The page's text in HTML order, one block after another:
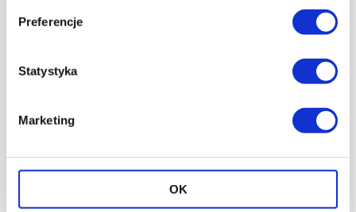
Preferencje
Statystyka
Marketing
OK
pierwotnie miał zakończyć się w grudniu 2024 roku,
został oficjalnie przedłużony do końca kwietnia 2025
dodatkowych badań i […]
KORONAWIRUSOWI w neoMedica!